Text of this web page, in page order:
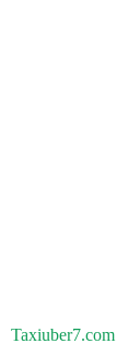
Taxiuber7.com